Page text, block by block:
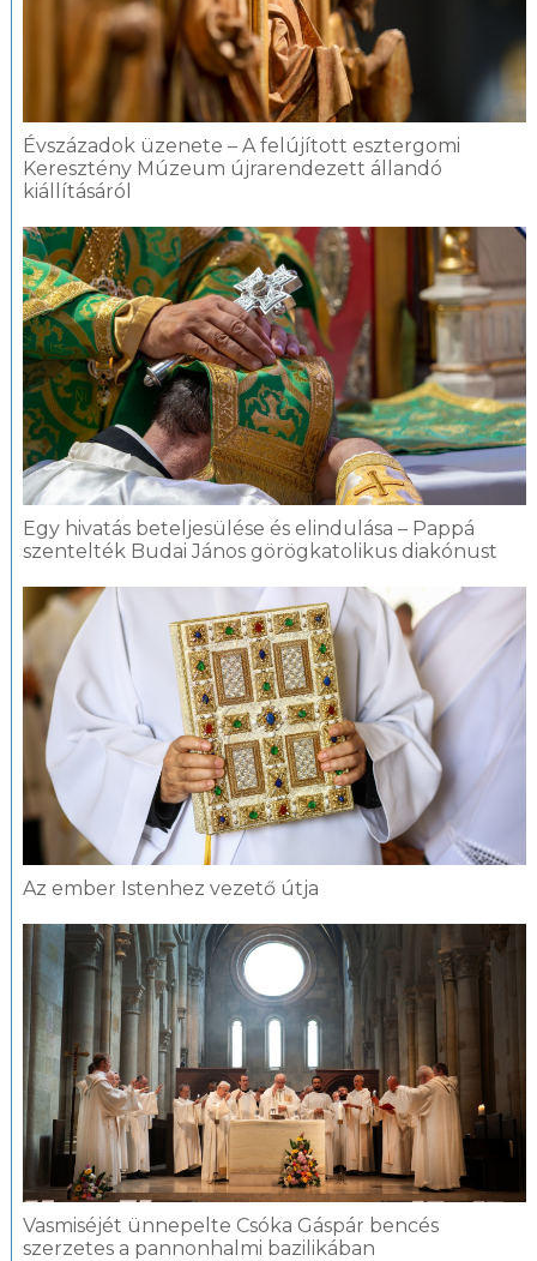
Évszázadok üzenete – A felújított esztergomi
Keresztény Múzeum újrarendezett állandó
kiállításáról
Egy hivatás beteljesülése és elindulása – Pappá
szentelték Budai János görögkatolikus diakónust
Az ember Istenhez vezető útja
Vasmiséjét ünnepelte Csóka Gáspár bencés
szerzetes a pannonhalmi bazilikában